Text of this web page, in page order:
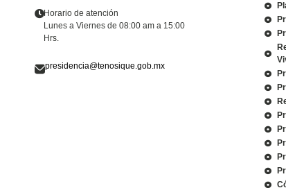
Horario de atención
Lunes a Viernes de 08:00 am a 15:00
Hrs.
presidencia@tenosique.gob.mx